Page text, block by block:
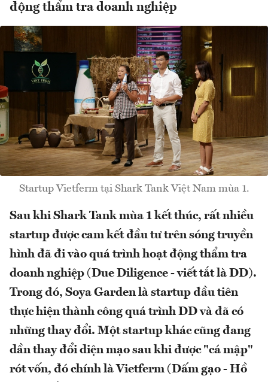
động thẩm tra doanh nghiệp
Startup Vietferm tại Shark Tank Việt Nam mùa 1.
Sau khi Shark Tank mùa 1 kết thúc, rất nhiều
startup được cam kết đầu tư trên sóng truyền
hình đã đi vào quá trình hoạt động thẩm tra
doanh nghiệp (Due Diligence - viết tắt là DD).
Trong đó, Soya Garden là startup đầu tiên
thực hiện thành công quá trình DD và đã có
những thay đổi. Một startup khác cũng đang
dần thay đổi diện mạo sau khi được "cá mập"
rót vốn, đó chính là Vietferm (Dấm gạo - Hồ